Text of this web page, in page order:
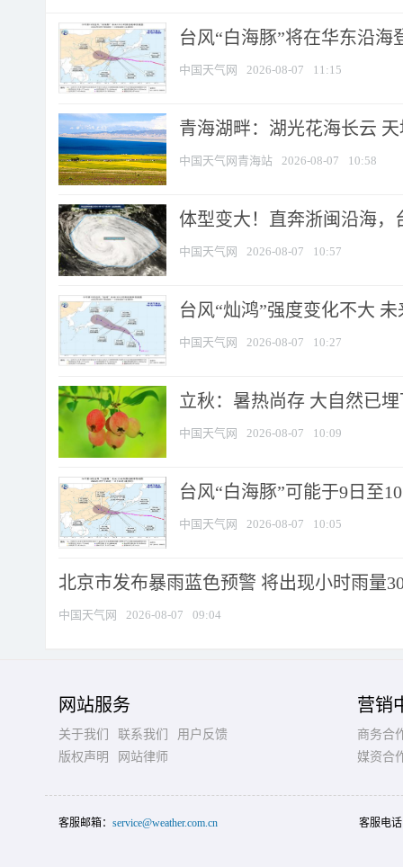
台风“白海豚”将在华东沿
中国天气网 2026-08-07 11:15
青海湖畔：湖光花海长云
中国天气网青海站 2026-08-07 10:58
体型变大！直奔浙闽沿海，
中国天气网 2026-08-07 10:57
台风“灿鸿”强度变化不大
中国天气网 2026-08-07 10:27
立秋：暑热尚存 大自然已
中国天气网 2026-08-07 10:09
台风“白海豚”可能于9日至
中国天气网 2026-08-07 10:05
北京市发布暴雨蓝色预警 将出现小时雨量
中国天气网 2026-08-07 09:04
网站服务
关于我们 联系我们
用户反馈
版权声明
网站律师
营销
商务合
媒资合
客服邮箱： service@weather.com.cn 客服电